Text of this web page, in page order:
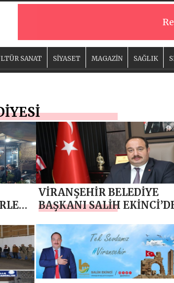
SANAT SİYASET MAGAZİN SAĞLIK
VİRANŞEHİR BELEDİYE
BAŞKANI SALİH
GÜNÜ’ MESAJI